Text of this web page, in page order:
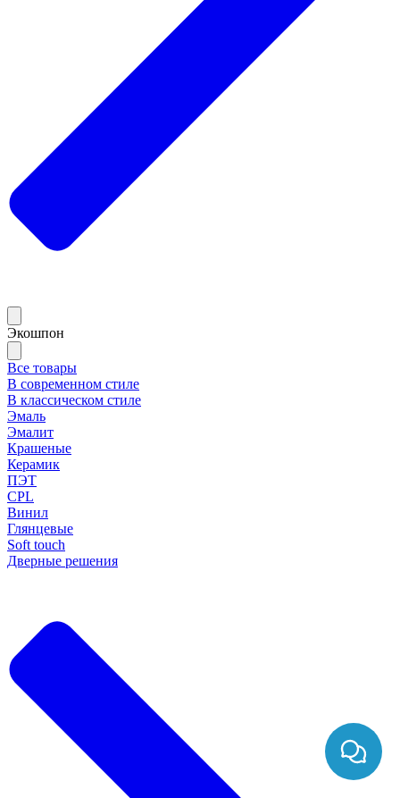
Экошпон
Все товары
В современном стиле
В классическом стиле
Эмаль
Эмалит
Крашеные
Керамик
ПЭТ
CPL
Винил
Глянцевые
Soft touch
Дверные решения